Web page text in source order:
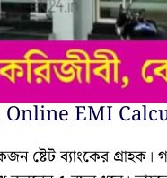
Online EMI
ষ্টেট ব্যাংকের গ্ৰাহক।